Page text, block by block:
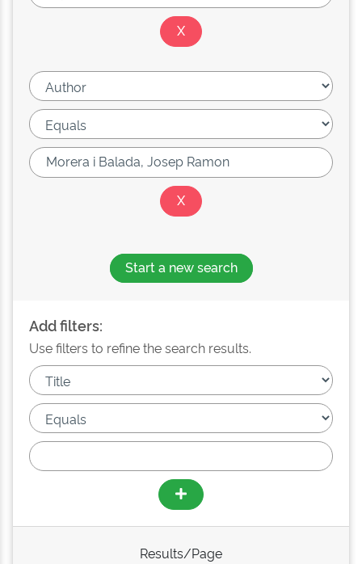
Start a new search
Add filters:
Use filters to refine the search results.
Results/Page